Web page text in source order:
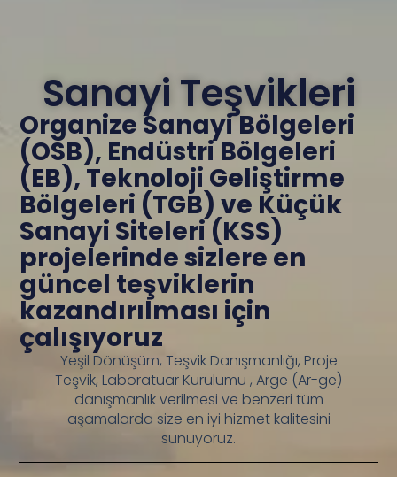
Sanayi Teşvikleri
Organize Sanayi Bölgeleri
(OSB), Endüstri Bölgeleri
(EB), Teknoloji Geliştirme
Bölgeleri (TGB) ve Küçük
Sanayi Siteleri (KSS)
projelerinde sizlere en
güncel teşviklerin
kazandırılması için
çalışıyoruz
Yeşil Dönüşüm, Teşvik Danışmanlığı, Proje
Teşvik, Laboratuar Kurulumu , Arge (Ar-ge)
danışmanlık verilmesi ve benzeri tüm
aşamalarda size en iyi hizmet kalitesini
sunuyoruz.